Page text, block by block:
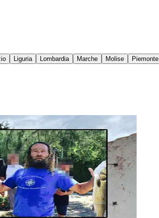
Liguria Lombardia Marche Molise Piemonte